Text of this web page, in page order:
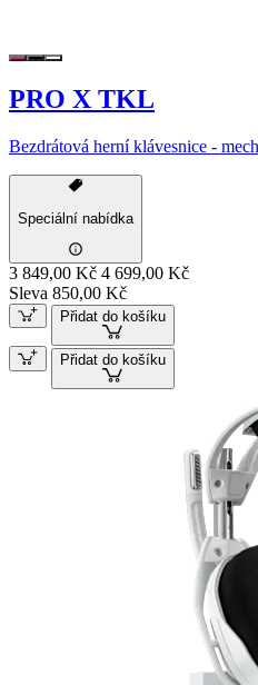
PRO X TKL
Bezdrátová herní klávesnice -
Speciální nabídka
3 849,00 Kč 4 699,00 Kč
Sleva 850,00 Kč
Přidat do košíku
Přidat do košíku